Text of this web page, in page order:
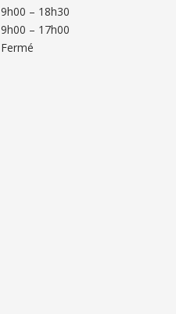
9h00 – 18h30
9h00 – 17h00
Fermé